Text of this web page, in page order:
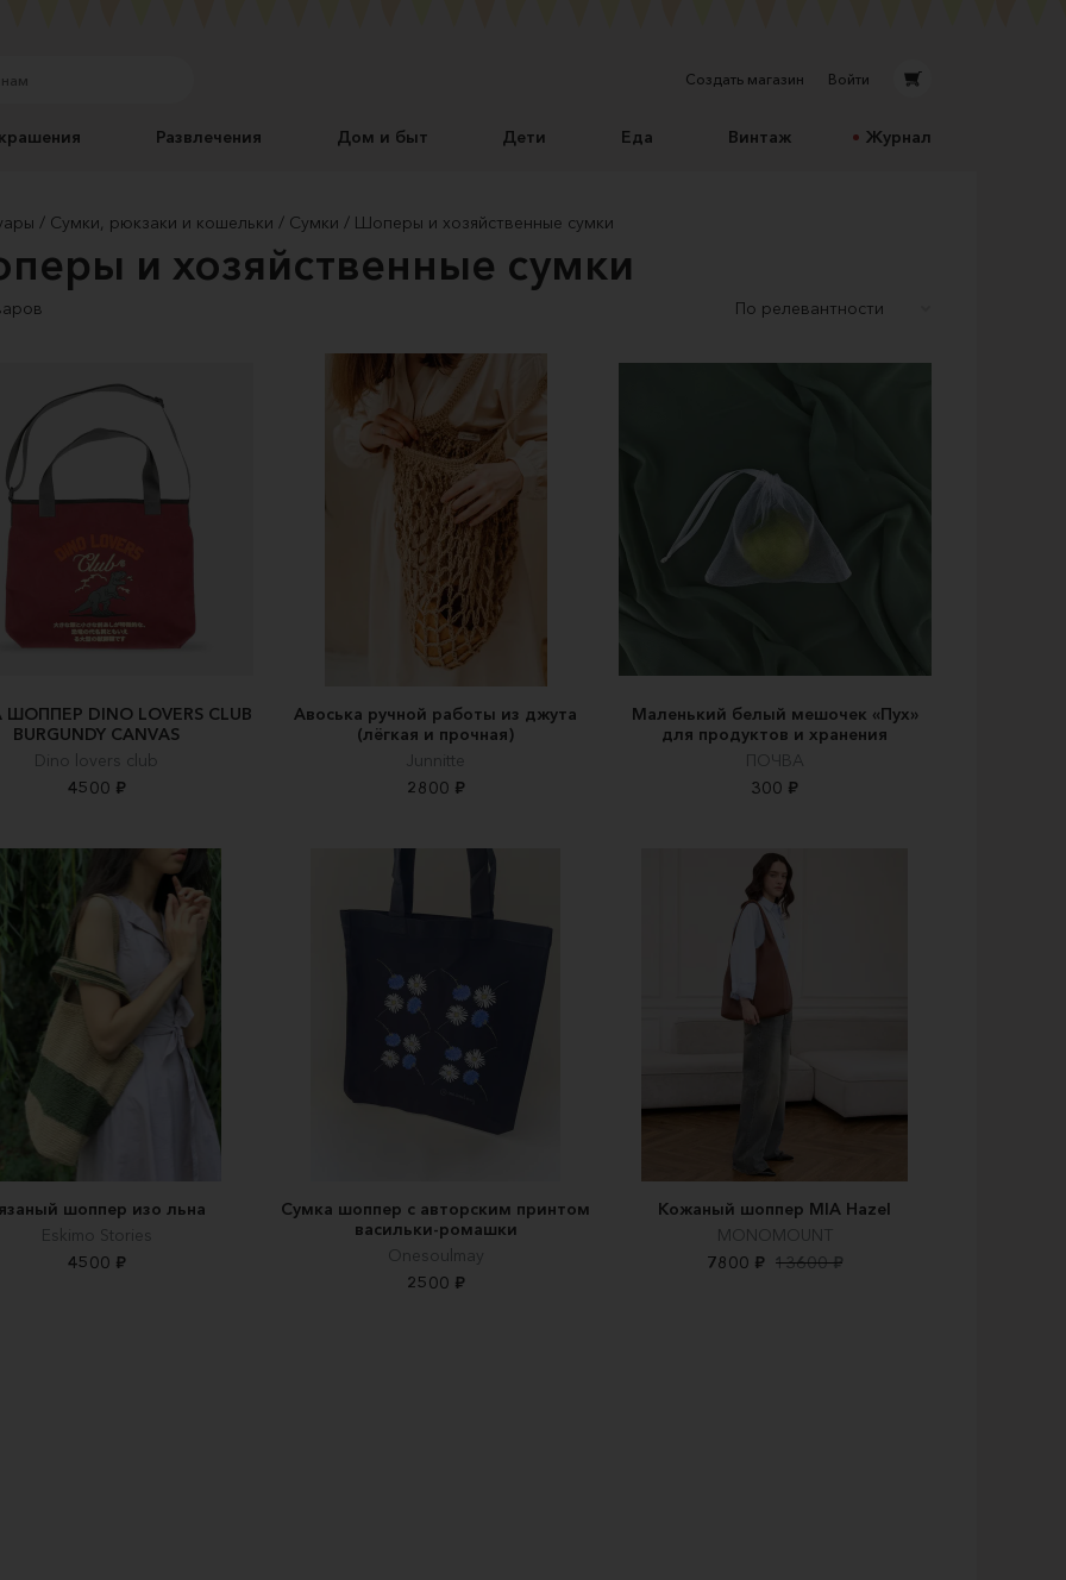
Создать магазин Войти
Развлечения Дом и быт Дети Еда Винтаж Журнал
Сумки, рюкзаки и кошельки Сумки Шоперы и хозяйственные сумки
и хозяйственные сумки
DINO LOVERS CLUB
BURGUNDY CANVAS
Dino lovers club
4500 ₽
Авоська ручной работы из джута
(лёгкая и прочная)
Junnitte
2800 ₽
Маленький белый мешочек «Пух»
для продуктов и хранения
ПОЧВА
300 ₽
шоппер изо льна
Eskimo Stories
4500 ₽
Сумка шоппер с авторским принтом
васильки-ромашки
Onesoulmay
2500 ₽
Кожаный шоппер MIA Hazel
MONOMOUNT
7800 ₽ 13600 ₽